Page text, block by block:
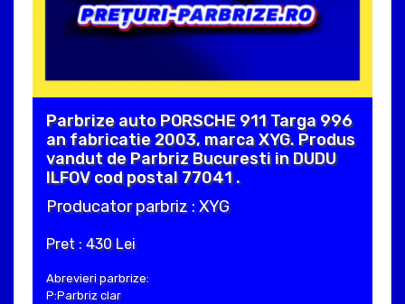
Parbrize auto PORSCHE 911 Targa 996
an fabricatie 2003, marca XYG. Produs
vandut de Parbriz Bucuresti in DUDU
ILFOV cod postal 77041 .
Producator parbriz : XYG
Pret : 430 Lei
Abrevieri parbrize:
P:Parbriz clar